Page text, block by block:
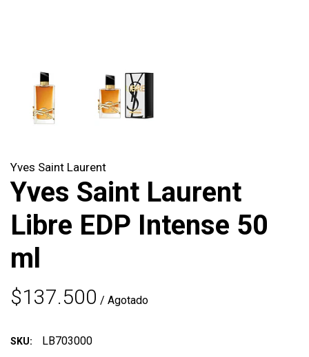
Yves Saint Laurent
Yves Saint Laurent
Libre EDP Intense 50
ml
$137.500 / Agotado
SKU: LB703000